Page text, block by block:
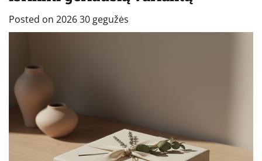
Posted on 2026 30 gegužės